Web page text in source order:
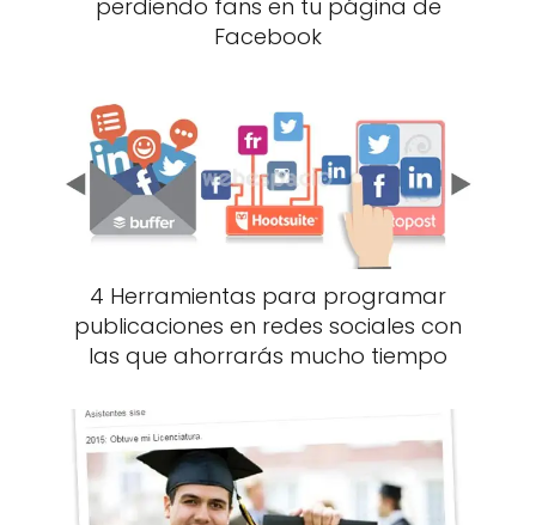
perdiendo fans en tu página de
Facebook
4 Herramientas para programar
publicaciones en redes sociales con
las que ahorrarás mucho tiempo